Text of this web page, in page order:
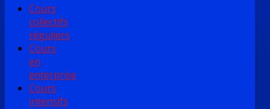
Cours
collectifs
réguliers
Cours
en
enterprise
Cours
intensifs